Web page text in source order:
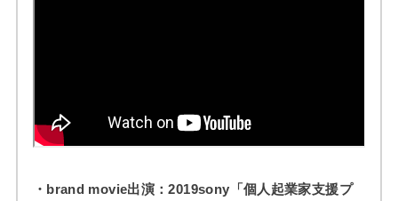
・brand movie出演：2019sony「個人起業家支援プ